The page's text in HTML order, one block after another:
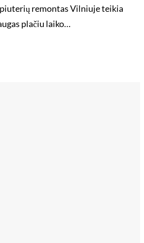
remontas Vilniuje teikia
plačiu laiko…